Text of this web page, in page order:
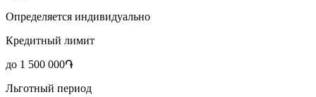
Определяется индивидуально
Кредитный лимит
до 1 500 000֏
Льготный период